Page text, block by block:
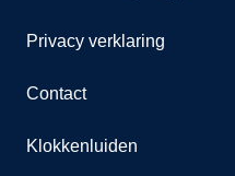
Privacy verklaring
Contact
Klokkenluiden